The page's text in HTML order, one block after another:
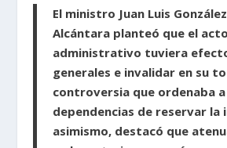
El ministro Juan Luis González
Alcántara planteó que el acto
administrativo tuviera
generales e invalidar en su
controversia que ordenaba a
dependencias de reservar la
asimismo, destacó que